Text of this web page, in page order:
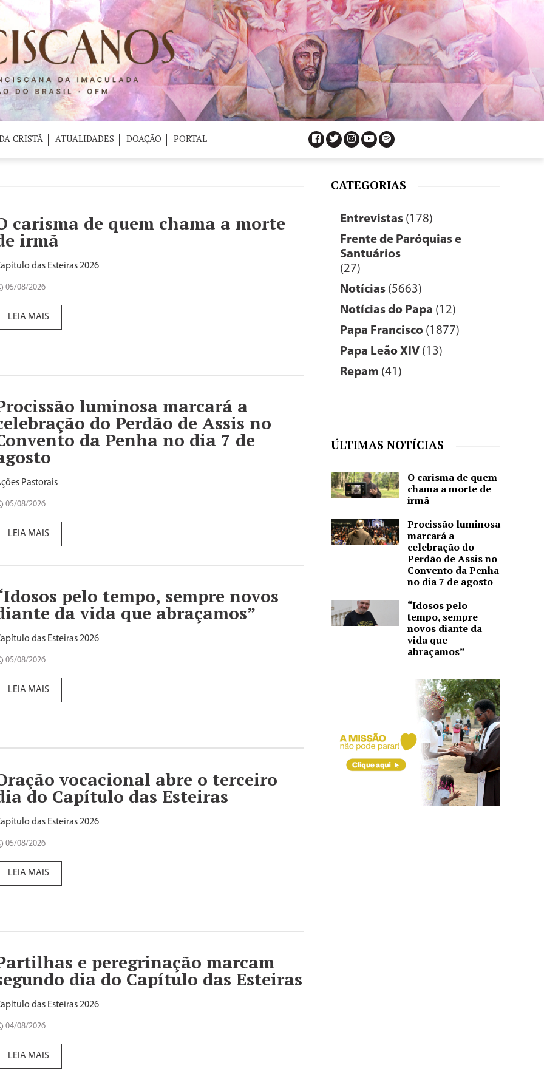
CRISTÃ ATUALIDADES DOAÇÃO PORTAL
carisma de quem chama a morte
irmã
das Esteiras 2026
05/08/2026
LEIA MAIS
luminosa marcará a
do Perdão de Assis no
da Penha no dia 7 de
Pastorais
05/08/2026
LEIA MAIS
pelo tempo, sempre novos
da vida que abraçamos”
das Esteiras 2026
05/08/2026
LEIA MAIS
vocacional abre o terceiro
do Capítulo das Esteiras
das Esteiras 2026
05/08/2026
LEIA MAIS
e peregrinação marcam
dia do Capítulo das Esteiras
das Esteiras 2026
04/08/2026
LEIA MAIS
CATEGORIAS
Entrevistas (178)
Frente de Paróquias e
Santuários
(27)
Notícias (5663)
Notícias do Papa (12)
Papa Francisco (1877)
Papa Leão XIV (13)
Repam (41)
ÚLTIMAS NOTÍCIAS
O carisma de quem
chama a morte de
irmã
Procissão luminosa
marcará a
celebração do
Perdão de Assis no
Convento da Penha
no dia 7 de agosto
“Idosos pelo
tempo, sempre
novos diante da
vida que
abraçamos”